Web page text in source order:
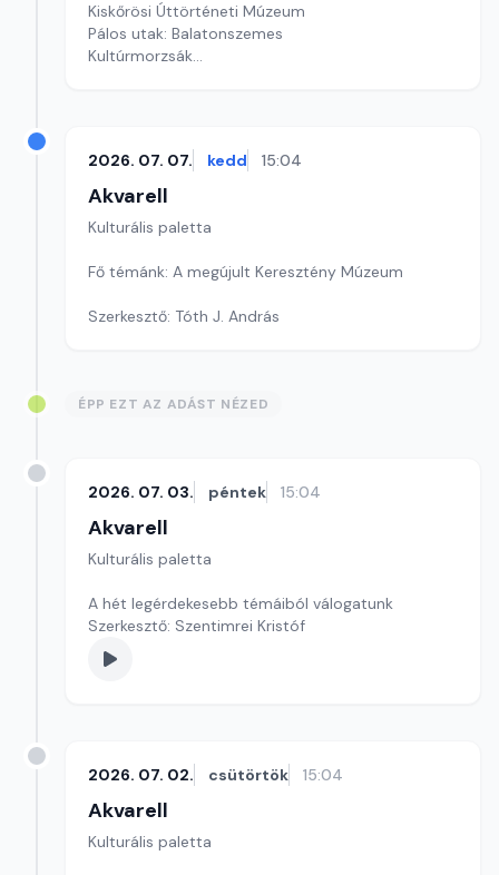
Kiskőrösi Úttörténeti Múzeum
Pálos utak: Balatonszemes
Kultúrmorzsák
2026. 07. 07. kedd 15:04
Akvarell
Kulturális paletta
Fő témánk: A megújult Keresztény Múzeum
Szerkesztő: Tóth J. András
ÉPP EZT AZ ADÁST NÉZED
2026. 07. 03. péntek 15:04
Akvarell
Kulturális paletta
A hét legérdekesebb témáiból válogatunk
Szerkesztő: Szentimrei Kristóf
2026. 07. 02. csütörtök 15:04
Akvarell
Kulturális paletta